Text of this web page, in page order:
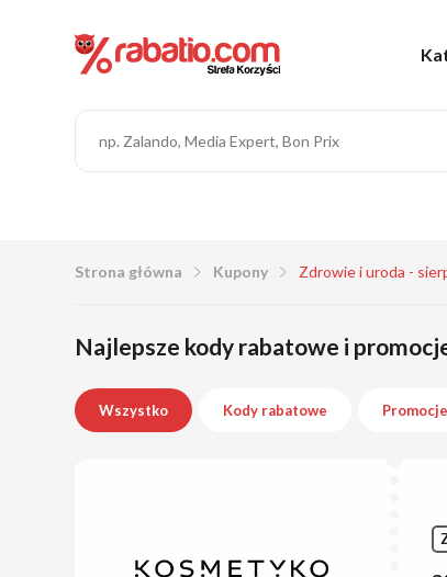
Strona główna Kupony Zdrowie i uroda -
Najlepsze kody rabatowe i
Wszystko Kody rabatowe Promocje